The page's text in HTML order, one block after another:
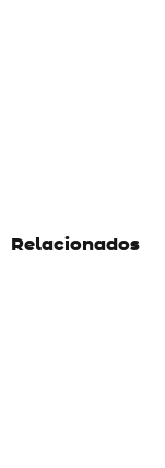
Relacionados